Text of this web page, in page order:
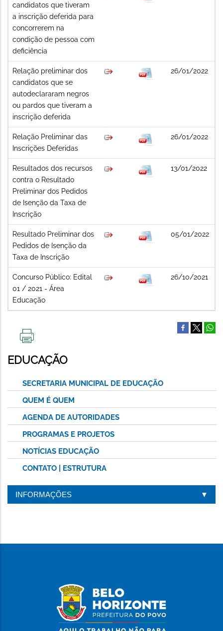
candidatos que tiveram
a inscrição deferida para
concorrerem na
condição de pessoa com
deficiência
Relação preliminar dos
candidatos que se
autodeclararam negros
ou pardos que tiveram a
inscrição deferida
26/01/2022
Relação Preliminar das
Inscrições Deferidas
26/01/2022
Resultados dos recursos
contra o Resultado
Preliminar dos Pedidos
de Isenção da Taxa de
Inscrição
13/01/2022
Resultado Preliminar dos
Pedidos de Isenção da
Taxa de Inscrição
05/01/2022
Concurso Público: Edital
01 / 2021 - Área
Educação
26/10/2021
ESTA
PÁGINA
EDUCAÇÃO
SECRETARIA MUNICIPAL DE EDUCAÇÃO
QUEM É QUEM
AGENDA DE AUTORIDADES
PROGRAMAS E PROJETOS
NOTÍCIAS EDUCAÇÃO
CONTATO | ESTRUTURA
INFORMAÇÕES